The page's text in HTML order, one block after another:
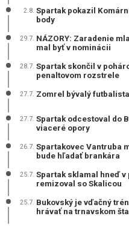
2.8. Spartak pokazil
body
29.7. NÁZORY: Zaradenie
mal byť v nominácii
28.7. Spartak skončil v
penaltovom rozstrele
27.7. Zomrel bývalý
27.7. Spartak odcestoval do
viaceré opory
26.7. Spartakovec Vantruba
bude hľadať brankára
25.7. Spartak sklamal hneď
remizoval so Skalicou
25.7. Bukovský je vďačný
hrávať na trnavskom